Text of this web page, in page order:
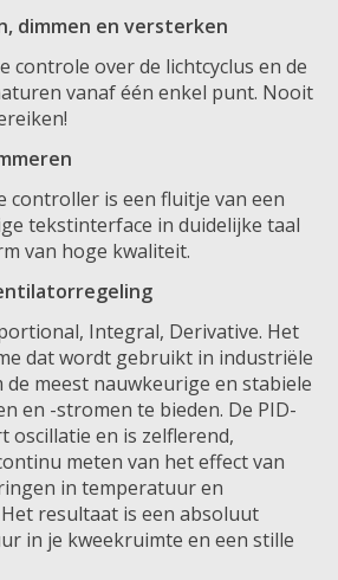
dimmen en versterken
controle over de lichtcyclus en de
vanaf één enkel punt. Nooit
controller is een fluitje van een
tekstinterface in duidelijke taal
van hoge kwaliteit.
Integral, Derivative. Het
dat wordt gebruikt in industriële
meest nauwkeurige en stabiele
en -stromen te bieden. De PID-
oscillatie en is zelflerend,
meten van het effect van
in temperatuur en
resultaat is een absoluut
in je kweekruimte en een stille